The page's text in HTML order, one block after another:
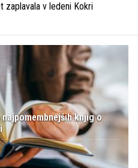
zaplavala v ledeni Kokri
knjig o